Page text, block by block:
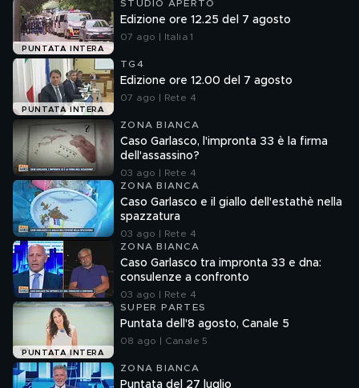
PUNTATA INTERA
STUDIO APERTO
Edizione ore 12.25 del 7 agosto
07 ago | Italia 1
PUNTATA INTERA
TG4
Edizione ore 12.00 del 7 agosto
07 ago | Rete 4
ZONA BIANCA
Caso Garlasco, l'impronta 33 è la firma
dell'assassino?
03 ago | Rete 4
ZONA BIANCA
Caso Garlasco e il giallo dell'estathè nella
spazzatura
03 ago | Rete 4
ZONA BIANCA
Caso Garlasco tra impronta 33 e dna:
consulenze a confronto
03 ago | Rete 4
PUNTATA INTERA
SUPER PARTES
Puntata dell'8 agosto, Canale 5
08 ago | Canale 5
ZONA BIANCA
Puntata del 27 luglio